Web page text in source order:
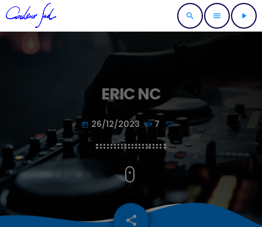
search menu play_arrow
ERIC NC
today 26/12/2023 7
share
email